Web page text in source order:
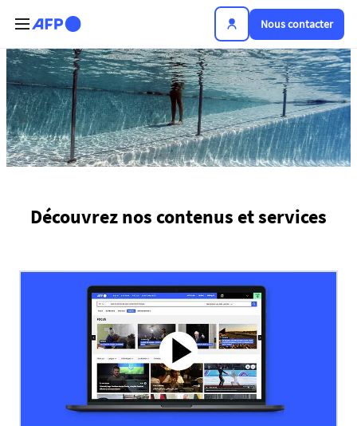
Nous contacter
Plateforme de l'info
Découvrez nos contenus et services